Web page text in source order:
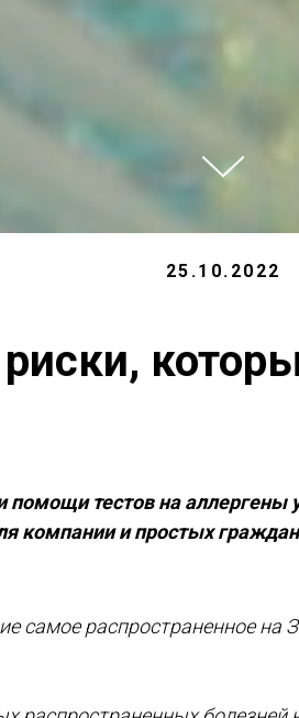
25.10.2022
тестов на аллергены
компании и простых
самое распространенное на